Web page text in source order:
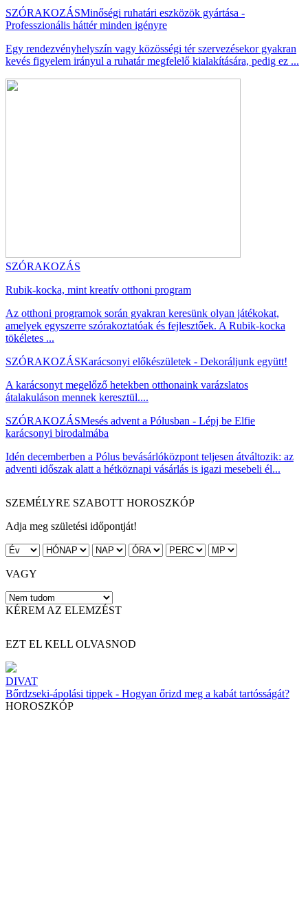
SZÓRAKOZÁSMinőségi ruhatári eszközök gyártása -
Professzionális háttér minden igényre
Egy rendezvényhelyszín vagy közösségi tér szervezésekor gyakran
kevés figyelem irányul a ruhatár megfelelő kialakítására, pedig ez ...
SZÓRAKOZÁS
Rubik-kocka, mint kreatív otthoni program
Az otthoni programok során gyakran keresünk olyan játékokat,
amelyek egyszerre szórakoztatóak és fejlesztőek. A Rubik-kocka
tökéletes ...
SZÓRAKOZÁSKarácsonyi előkészületek - Dekoráljunk együtt!
A karácsonyt megelőző hetekben otthonaink varázslatos
átalakuláson mennek keresztül....
SZÓRAKOZÁSMesés advent a Pólusban - Lépj be Elfie
karácsonyi birodalmába
Idén decemberben a Pólus bevásárlóközpont teljesen átváltozik: az
adventi időszak alatt a hétköznapi vásárlás is igazi mesebeli él...
SZEMÉLYRE SZABOTT HOROSZKÓP
Adja meg születési időpontját!
VAGY
KÉREM AZ ELEMZÉST
EZT EL KELL OLVASNOD
DIVAT
Bőrdzseki-ápolási tippek - Hogyan őrizd meg a kabát tartósságát?
HOROSZKÓP